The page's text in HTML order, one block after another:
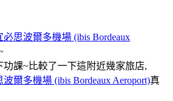
必思波爾多機場 (ibis Bordeaux
課~比較了一下這附近幾家旅店,
波爾多機場 (ibis Bordeaux Aeroport)真